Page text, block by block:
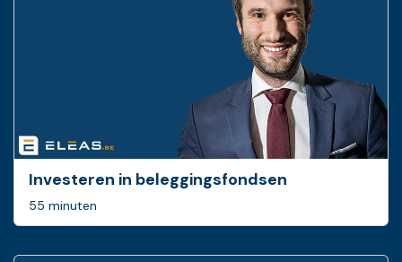
Investeren in beleggingsfondsen
55 minuten